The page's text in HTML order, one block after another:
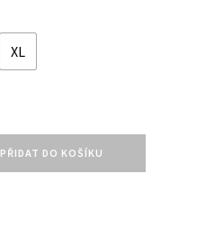
XL
PŘIDAT DO KOŠÍKU